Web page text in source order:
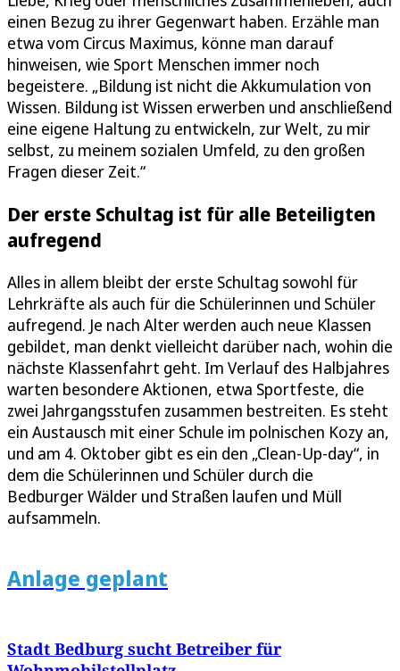
einen Bezug zu ihrer Gegenwart haben. Erzähle man
etwa vom Circus Maximus, könne man darauf
hinweisen, wie Sport Menschen immer noch
begeistere. „Bildung ist nicht die Akkumulation von
Wissen. Bildung ist Wissen erwerben und anschließend
eine eigene Haltung zu entwickeln, zur Welt, zu mir
selbst, zu meinem sozialen Umfeld, zu den großen
Fragen dieser Zeit.“
Der erste Schultag ist für alle Beteiligten
aufregend
Alles in allem bleibt der erste Schultag sowohl für
Lehrkräfte als auch für die Schülerinnen und Schüler
aufregend. Je nach Alter werden auch neue Klassen
gebildet, man denkt vielleicht darüber nach, wohin die
nächste Klassenfahrt geht. Im Verlauf des Halbjahres
warten besondere Aktionen, etwa Sportfeste, die
zwei Jahrgangsstufen zusammen bestreiten. Es steht
ein Austausch mit einer Schule im polnischen Kozy an,
und am 4. Oktober gibt es ein den „Clean-Up-day“, in
dem die Schülerinnen und Schüler durch die
Bedburger Wälder und Straßen laufen und Müll
aufsammeln.
Anlage geplant
Stadt Bedburg sucht Betreiber für